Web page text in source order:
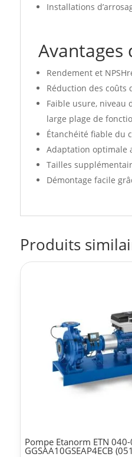
Installations
Avantages
Rendement et
Réduction des
Faible usure, niveau
large plage de
Étanchéité fiable du
Adaptation optimale
Tailles
Démontage facile
Produits
Pompe Etanorm ETN
GGSAA10GSEAP4ECB